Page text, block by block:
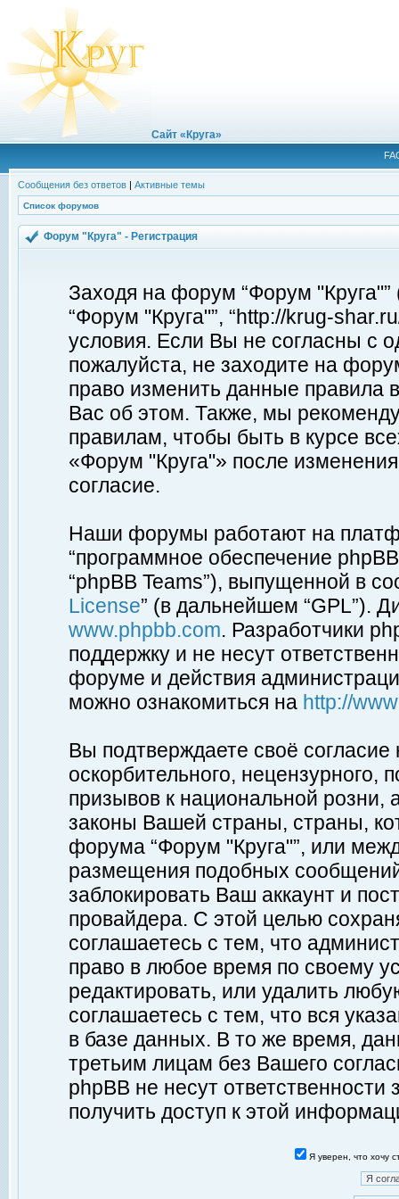
Сайт «Круга»
Сообщения без ответов | Активные темы
Список форумов
Форум "Круга" - Регистрация
Заходя на форум “Форум
“Форум "Круга"”, “http://krug-
условия. Если Вы не согласны с
пожалуйста, не заходите на
право изменить данные правила
Вас об этом. Также, мы
правилам, чтобы быть в курсе
«Форум "Круга"» после
согласие.
Наши форумы работают на
“программное обеспечение
“phpBB Teams”), выпущенной в
License” (в дальнейшем “GPL”).
www.phpbb.com. Разработчики
поддержку и не несут
форуме и действия
можно ознакомиться на http://
Вы подтверждаете своё
оскорбительного, нецензурного,
призывов к национальной
законы Вашей страны, страны,
форума “Форум "Круга"”, или
размещения подобных
заблокировать Ваш аккаунт и
провайдера. С этой целью
соглашаетесь с тем, что
право в любое время по своему
редактировать, или удалить
соглашаетесь с тем, что вся
в базе данных. В то же время,
третьим лицам без Вашего
phpBB не несут ответственности
получить доступ к этой
Я уверен, что хочу